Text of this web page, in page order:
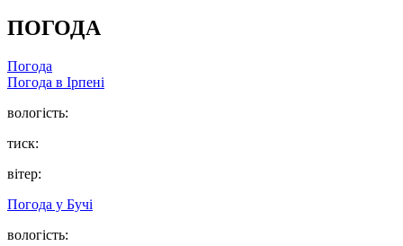
ПОГОДА
Погода
Погода в Ірпені
вологість:
тиск:
вітер:
Погода у Бучі
вологість: